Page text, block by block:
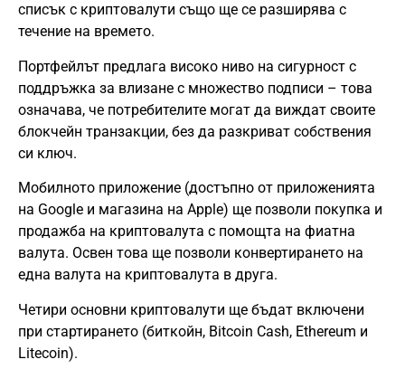
списък с криптовалути също ще се разширява с
течение на времето.
Портфейлът предлага високо ниво на сигурност с
поддръжка за влизане с множество подписи – това
означава, че потребителите могат да виждат своите
блокчейн транзакции, без да разкриват собствения
си ключ.
Мобилното приложение (достъпно от приложенията
на Google и магазина на Apple) ще позволи покупка и
продажба на криптовалута с помощта на фиатна
валута. Освен това ще позволи конвертирането на
една валута на криптовалута в друга.
Четири основни криптовалути ще бъдат включени
при стартирането (биткойн, Bitcoin Cash, Ethereum и
Litecoin).